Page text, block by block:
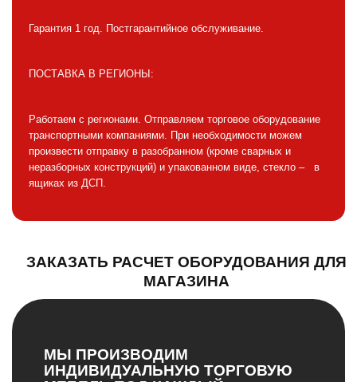
Гарантия 1 год. Постгарантийное обслуживание.
ПОСТАВКА В РЕГИОНЫ:
Работаем с регионами. Отправляем торговое оборудование
транспортными компаниями. При необходимости можем
произвести отправку в разобранном (кроме сварных и
неразборных конструкций) и упакованном виде, стекло – в
ящиках из ДСП.
ЗАКАЗАТЬ РАСЧЕТ ОБОРУДОВАНИЯ ДЛЯ
МАГАЗИНА
МЫ ПРОИЗВОДИМ
ИНДИВИДУАЛЬНУЮ ТОРГОВУЮ